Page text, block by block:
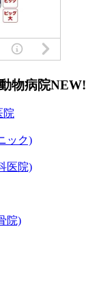
物病院NEW!
院
ック)
医院)
院)